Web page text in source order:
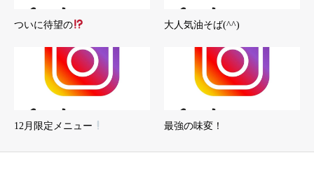
ついに待望の 大人気油そば(^^)
12月限定メニュー 最強の味変！